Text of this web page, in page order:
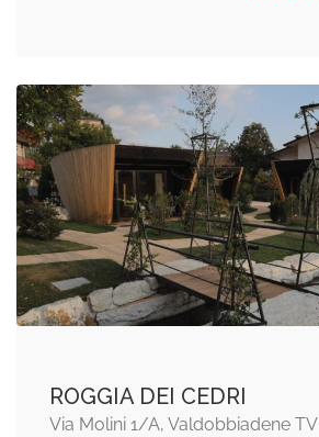
ROGGIA DEI CEDRI
Via Molini 1/A, Valdobbiadene TV